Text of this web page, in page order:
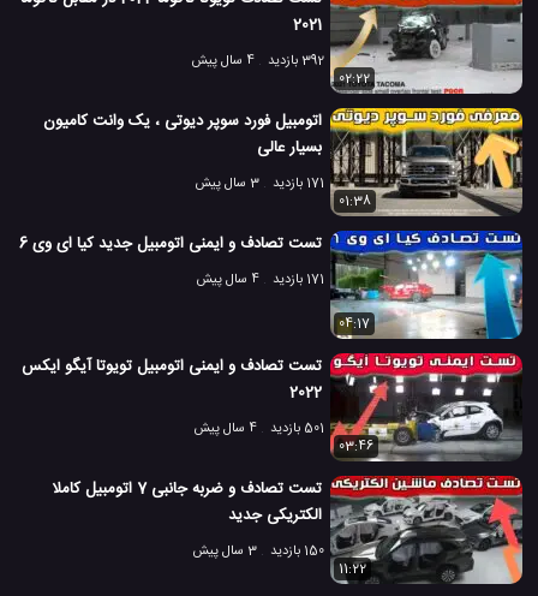
2021
392 بازدید
4 سال پیش
02:22
اتومبیل فورد سوپر دیوتی ، یک وانت کامیون
بسیار عالی
171 بازدید
3 سال پیش
01:38
تست تصادف و ایمنی اتومبیل جدید کیا ای وی 6
171 بازدید 4 سال پیش
04:17
تست تصادف و ایمنی اتومبیل تویوتا آیگو ایکس
2022
501 بازدید
4 سال پیش
03:46
تست تصادف و ضربه جانبی 7 اتومبیل کاملا
الکتریکی جدید
150 بازدید
3 سال پیش
11:22